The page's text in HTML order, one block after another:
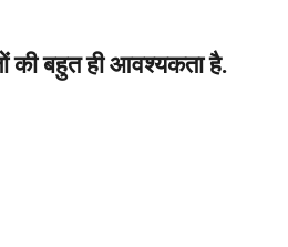
की बहुत ही आवश्यकता है.